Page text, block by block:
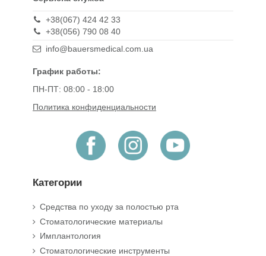
+38(067) 424 42 33
+38(056) 790 08 40
info@bauersmedical.com.ua
График работы:
ПН-ПТ: 08:00 - 18:00
Политика конфиденциальности
Категории
Средства по уходу за полостью рта
Стоматологические материалы
Имплантология
Стоматологические инструменты